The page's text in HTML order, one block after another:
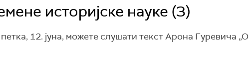
историјске науке (3)
12. јуна, можете слушати текст Арона Гуревича „О